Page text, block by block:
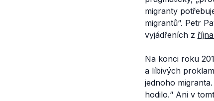
migranty
migrantů“. Petr
vyjádřeních z
Na konci roku
a líbivých
jednoho
hodilo.“Ani v